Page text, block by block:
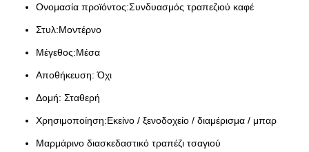
Ονομασία προϊόντος:Συνδυασμός τραπεζιού καφέ
Στυλ:Μοντέρνο
Μέγεθος:Μέσα
Αποθήκευση: Όχι
Δομή: Σταθερή
Χρησιμοποίηση:Εκείνο / ξενοδοχείο / διαμέρισμα / μπαρ
Μαρμάρινο διασκεδαστικό τραπέζι τσαγιού